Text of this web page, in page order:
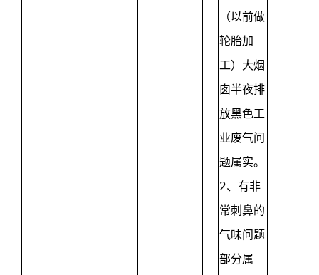
（以前做
轮胎加
工）大烟
囱半夜排
放黑色工
业废气问
题属实。
2、有非
常刺鼻的
气味问题
部分属